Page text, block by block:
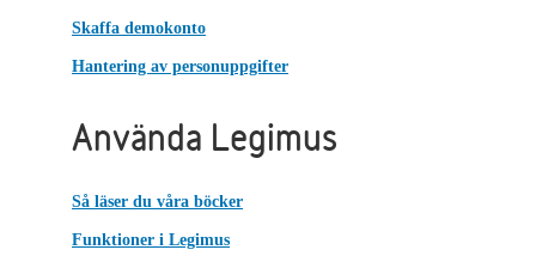
Skaffa demokonto
Hantering av personuppgifter
Använda Legimus
Så läser du våra böcker
Funktioner i Legimus